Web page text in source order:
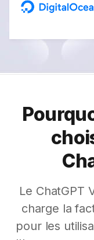
Le ChatGPT
charge la
pour les